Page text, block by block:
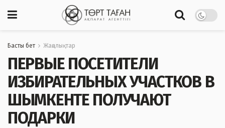
Басты бет Жаңалықтар
ПЕРВЫЕ ПОСЕТИТЕЛИ
ИЗБИРАТЕЛЬНЫХ УЧАСТКОВ В
ШЫМКЕНТЕ ПОЛУЧАЮТ
ПОДАРКИ